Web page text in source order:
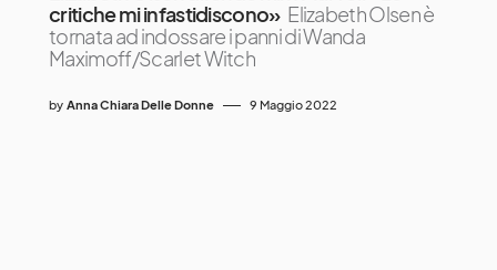
critiche mi infastidiscono» Elizabeth Olsen è
tornata ad indossare i panni di Wanda
Maximoff/Scarlet Witch
by Anna Chiara Delle Donne 9 Maggio 2022